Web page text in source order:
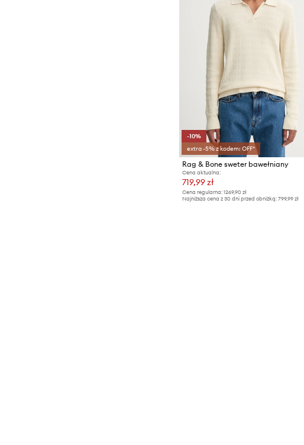
-10%
extra -5% z kodem: OFF*
Rag & Bone sweter bawełniany
Cena aktualna:
719,99 zł
Cena regularna: 1269,90 zł
Najniższa cena z 30 dni przed obniżką: 799,99 zł